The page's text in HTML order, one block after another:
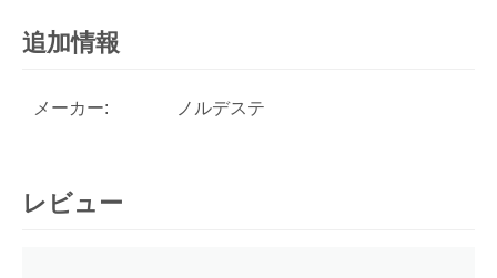
追加情報
メーカー: ノルデステ
レビュー